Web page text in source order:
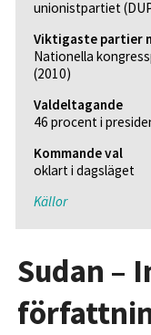
unionistpartiet
Viktigaste partier
Nationella
(2010)
Valdeltagande
46 procent i
Kommande val
oklart i dagsläget
Källor
Sudan –